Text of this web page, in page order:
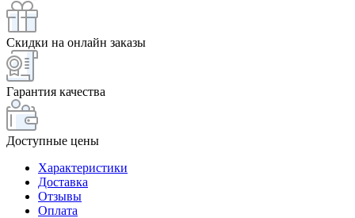
Скидки на онлайн заказы
Гарантия качества
Доступные цены
Характеристики
Доставка
Отзывы
Оплата